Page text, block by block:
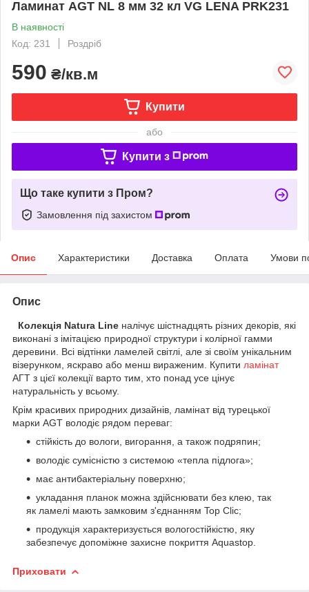
Ламинат AGT NL 8 мм 32 кл VG LENA PRK231
В наявності
Код: 231
Роздріб
590 ₴/кв.м
Купити
або
Купити з
Що таке купити з Пром?
Замовлення під захистом
Опис Характеристики Доставка Оплата Умови
Опис
Колекція Natura Line налічує шістнадцять різних декорів, які
виконані з імітацією природної структури і колірної гамми
деревини. Всі відтінки ламелей світлі, але зі своїм унікальним
візерунком, яскраво або менш вираженим. Купити ламінат
АГТ з цієї колекції варто тим, хто понад усе цінує
натуральність у всьому.
Крім красивих природних дизайнів, ламінат від турецької
марки AGT володіє рядом переваг:
стійкість до вологи, вигорання, а також подряпин;
володіє сумісністю з системою «тепла підлога»;
має антибактеріальну поверхню;
укладання планок можна здійснювати без клею, так
як ламелі мають замковим з'єднанням Top Clic;
продукція характеризується вологостійкістю, яку
забезпечує допоміжне захисне покриття Aquastop.
Приховати